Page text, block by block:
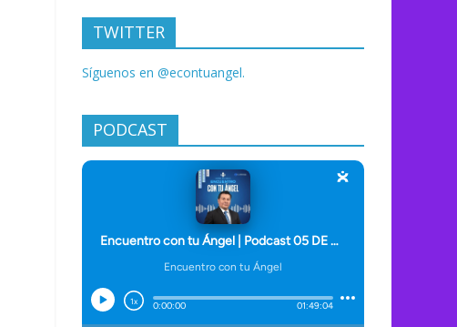
TWITTER
Síguenos en @econtuangel.
PODCAST